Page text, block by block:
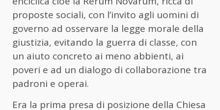
proposte sociali, con l’invito agli uomini di
governo ad osservare la legge morale della
giustizia, evitando la guerra di classe, con
un aiuto concreto ai meno abbienti, ai
poveri e ad un dialogo di collaborazione tra
padroni e operai.
Era la prima presa di posizione della Chiesa